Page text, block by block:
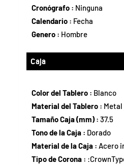
Cronógrafo : Ninguna
Calendario : Fecha
Genero : Hombre
Caja
Color del Tablero : Blanco
Material del Tablero : Metal
Tamaño Caja (mm) :37.5
Tono de la Caja : Dorado
Material de la Caja :Acero
Tipo de Corona :